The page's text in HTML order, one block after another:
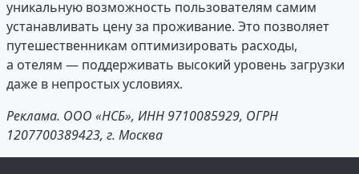
уникальную возможность пользователям самим
устанавливать цену за проживание. Это позволяет
путешественникам оптимизировать расходы,
а отелям — поддерживать высокий уровень загрузки
даже в непростых условиях.
Реклама. ООО «НСБ», ИНН 9710085929, ОГРН
1207700389423, г. Москва